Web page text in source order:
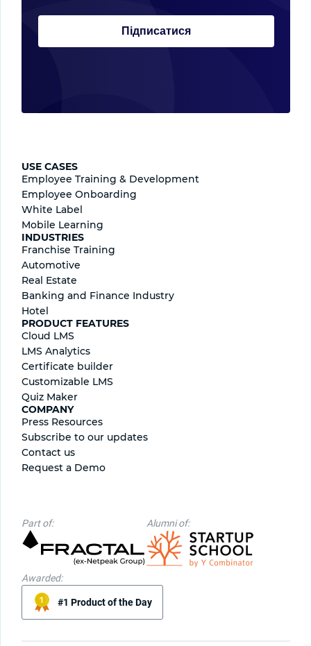
Підписатися
USE CASES
Employee Training & Development
Employee Onboarding
White Label
Mobile Learning
INDUSTRIES
Franchise Training
Automotive
Real Estate
Banking and Finance Industry
Hotel
PRODUCT FEATURES
Cloud LMS
LMS Analytics
Certificate builder
Сustomizable LMS
Quiz Maker
COMPANY
Press Resources
Subscribe to our updates
Contact us
Request a Demo
Part of: Alumni of:
Awarded:
#1 Product of the Day